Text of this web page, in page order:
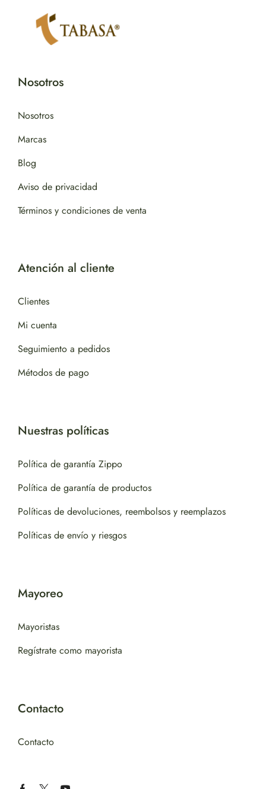
Nosotros
Nosotros
Marcas
Blog
Aviso de privacidad
Términos y condiciones de venta
Atención al cliente
Clientes
Mi cuenta
Seguimiento a pedidos
Métodos de pago
Nuestras políticas
Política de garantía Zippo
Política de garantía de productos
Políticas de devoluciones, reembolsos y reemplazos
Políticas de envío y riesgos
Mayoreo
Mayoristas
Regístrate como mayorista
Contacto
Contacto